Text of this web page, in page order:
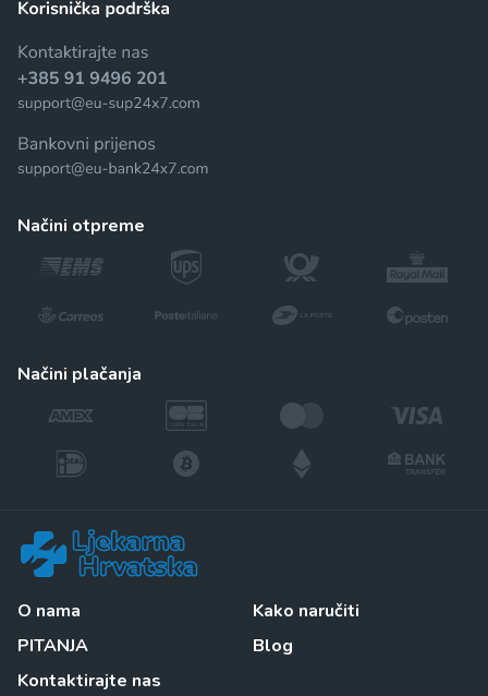
načini otpreme
načini plačanja
O nama
PITANJA
Kontaktirajte nas
Kako naručiti
Blog